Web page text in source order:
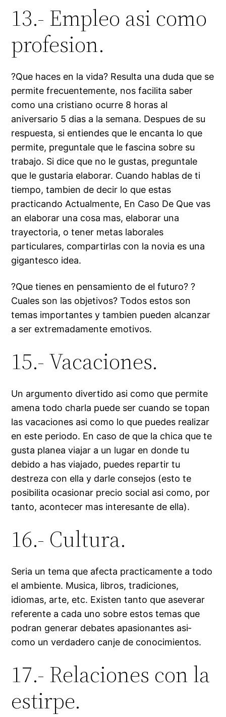
13.- Empleo asi­ como
profesion.
?Que haces en la vida? Resulta una duda que se
permite frecuentemente, nos facilita saber
como una cristiano ocurre 8 horas al
aniversario 5 dias a la semana. Despues de su
respuesta, si entiendes que le encanta lo que
permite, preguntale que le fascina sobre su
trabajo. Si dice que no le gustas, preguntale
que le gustaria elaborar. Cuando hablas de ti
tiempo, tambien de decir lo que estas
practicando Actualmente, En Caso De Que vas
an elaborar una cosa mas, elaborar una
trayectoria, o tener metas laborales
particulares, compartirlas con la novia es una
gigantesco idea.
?Que tienes en pensamiento de el futuro? ?
Cuales son las objetivos? Todos estos son
temas importantes y tambien pueden alcanzar
a ser extremadamente emotivos.
15.- Vacaciones.
Un argumento divertido asi­ como que permite
amena todo charla puede ser cuando se topan
las vacaciones asi­ como lo que puedes realizar
en este periodo. En caso de que la chica que te
gusta planea viajar a un lugar en donde tu
debido a has viajado, puedes repartir tu
destreza con ella y darle consejos (esto te
posibilita ocasionar precio social asi­ como, por
tanto, acontecer mas interesante de ella).
16.- Cultura.
Seri­a un tema que afecta practicamente a todo
el ambiente. Musica, libros, tradiciones,
idiomas, arte, etc. Existen tanto que aseverar
referente a cada uno sobre estos temas que
podran generar debates apasionantes asi­
como un verdadero canje de conocimientos.
17.- Relaciones con la
estirpe.